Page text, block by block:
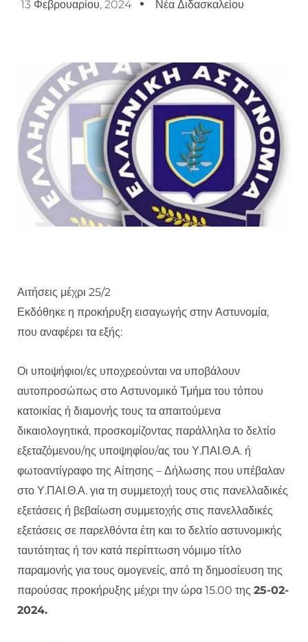
13 Φεβρουαρίου, 2024 Νέα Διδασκαλείου
Αιτήσεις μέχρι 25/2
Εκδόθηκε η προκήρυξη εισαγωγής στην Αστυνομία,
που αναφέρει τα εξής:
Οι υποψήφιοι/ες υποχρεούνται να υποβάλουν
αυτοπροσώπως στο Αστυνομικό Τμήμα του τόπου
κατοικίας ή διαμονής τους τα απαιτούμενα
δικαιολογητικά, προσκομίζοντας παράλληλα το δελτίο
εξεταζόμενου/ης υποψηφίου/ας του Υ.ΠΑΙ.Θ.Α. ή
φωτοαντίγραφο της Αίτησης – Δήλωσης που υπέβαλαν
στο Υ.ΠΑΙ.Θ.Α. για τη συμμετοχή τους στις πανελλαδικές
εξετάσεις ή βεβαίωση συμμετοχής στις πανελλαδικές
εξετάσεις σε παρελθόντα έτη και το δελτίο αστυνομικής
ταυτότητας ή τον κατά περίπτωση νόμιμο τίτλο
παραμονής για τους ομογενείς, από τη δημοσίευση της
παρούσας προκήρυξης μέχρι την ώρα 15.00 της 25-02-
2024.